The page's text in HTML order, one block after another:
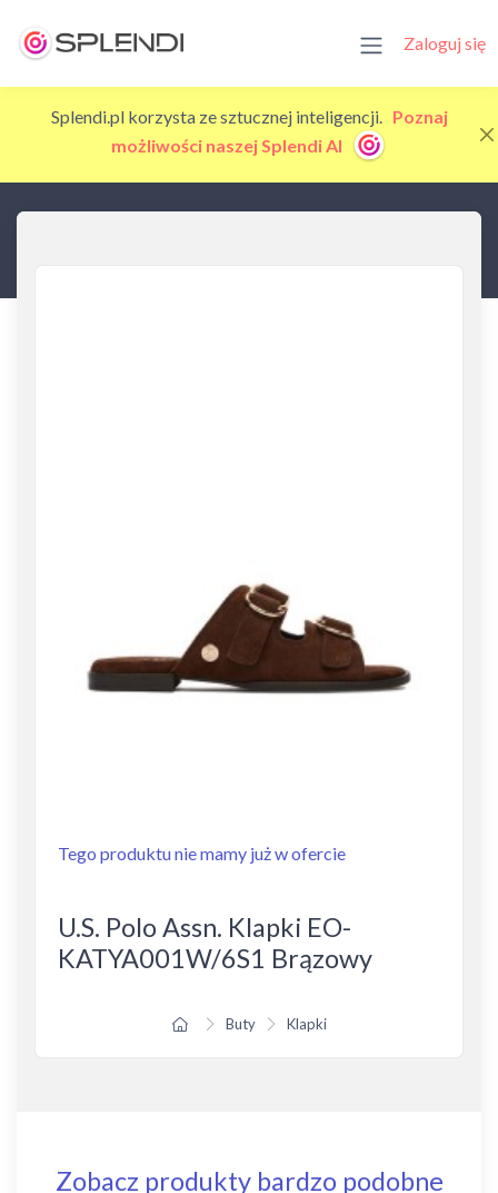
Zaloguj się
Splendi.pl korzysta ze sztucznej inteligencji. Poznaj
możliwości naszej Splendi AI
Tego produktu nie mamy już w ofercie
U.S. Polo Assn. Klapki EO-
KATYA001W/6S1 Brązowy
Buty Klapki
Zobacz produkty bardzo podobne